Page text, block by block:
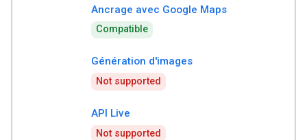
Ancrage avec Google Maps
Compatible
Génération d'images
Not supported
API Live
Not supported